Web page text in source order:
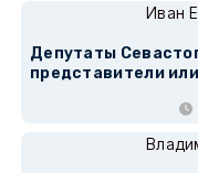
Иван
Депутаты
представители